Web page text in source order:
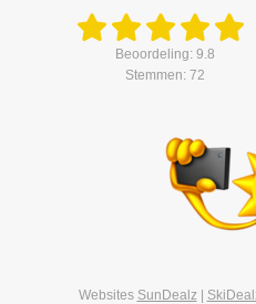
Beoordeling: 9.8
Stemmen: 72
Websites SunDealz|